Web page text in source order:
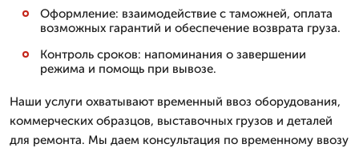
Оформление: взаимодействие с таможней, оплата
возможных гарантий и обеспечение возврата груза.
Контроль сроков: напоминания о завершении
режима и помощь при вывозе.
Наши услуги охватывают временный ввоз оборудования,
коммерческих образцов, выставочных грузов и деталей
для ремонта. Мы даем консультация по временному ввозу